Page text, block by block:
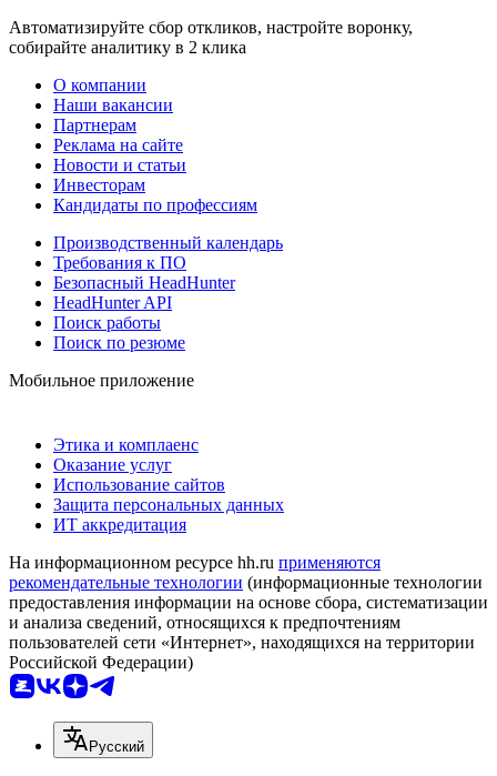
Автоматизируйте сбор откликов, настройте воронку,
собирайте аналитику в 2 клика
О компании
Наши вакансии
Партнерам
Реклама на сайте
Новости и статьи
Инвесторам
Кандидаты по профессиям
Производственный календарь
Требования к ПО
Безопасный HeadHunter
HeadHunter API
Поиск работы
Поиск по резюме
Мобильное приложение
Этика и комплаенс
Оказание услуг
Использование сайтов
Защита персональных данных
ИТ аккредитация
На информационном ресурсе hh.ru применяются
рекомендательные технологии (информационные технологии
предоставления информации на основе сбора, систематизации
и анализа сведений, относящихся к предпочтениям
пользователей сети «Интернет», находящихся на территории
Российской Федерации)
Русский